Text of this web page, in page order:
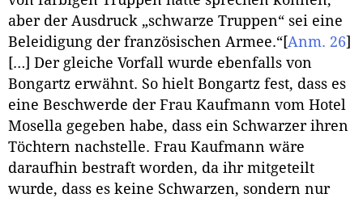
aber der Ausdruck „schwarze Truppen“ sei eine
Beleidigung der französischen Armee.“[Anm. 26]
[…] Der gleiche Vorfall wurde ebenfalls von
Bongartz erwähnt. So hielt Bongartz fest, dass es
eine Beschwerde der Frau Kaufmann vom Hotel
Mosella gegeben habe, dass ein Schwarzer ihren
Töchtern nachstelle. Frau Kaufmann wäre
daraufhin bestraft worden, da ihr mitgeteilt
wurde, dass es keine Schwarzen, sondern nur